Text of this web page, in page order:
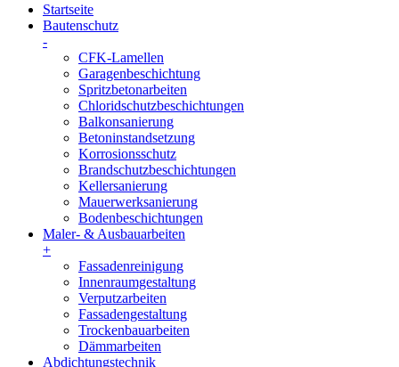
Startseite
Bautenschutz
-
CFK-Lamellen
Garagenbeschichtung
Spritzbetonarbeiten
Chloridschutzbeschichtungen
Balkonsanierung
Betoninstandsetzung
Korrosionsschutz
Brandschutzbeschichtungen
Kellersanierung
Mauerwerksanierung
Bodenbeschichtungen
Maler- & Ausbauarbeiten
+
Fassadenreinigung
Innenraumgestaltung
Verputzarbeiten
Fassadengestaltung
Trockenbauarbeiten
Dämmarbeiten
Abdichtungstechnik